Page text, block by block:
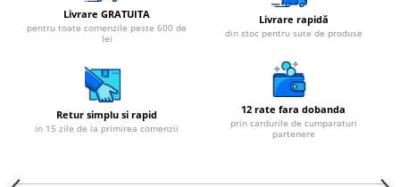
Sterilizare cu UV
Dozatoare
Osmoza inversa
Sisteme fara pompa de presiune
Sisteme cu pompa de presiune
Livrare GRATUITA
pentru toate comenzile peste 600 de
lei
Livrare rapidă
din stoc pentru sute de produse
Retur simplu si rapid
in 15 zile de la primirea comenzii
12 rate fara dobanda
prin cardurile de cumparaturi
partenere